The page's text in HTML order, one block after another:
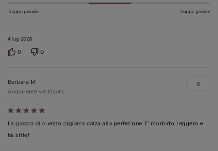
4 lug 2026
Troppo piccola Troppo grande
0 0
Valutato
5
su
Barbara M
Acquirente verificato
La giacca di questo pigiama calza alla perfezione. E' morbido, leggero e
ha stile!
S